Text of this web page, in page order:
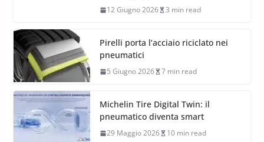
12 Giugno 2026 3 min read
Pirelli porta l’acciaio riciclato nei
pneumatici
5 Giugno 2026 7 min read
Michelin Tire Digital Twin: il
pneumatico diventa smart
29 Maggio 2026 10 min read